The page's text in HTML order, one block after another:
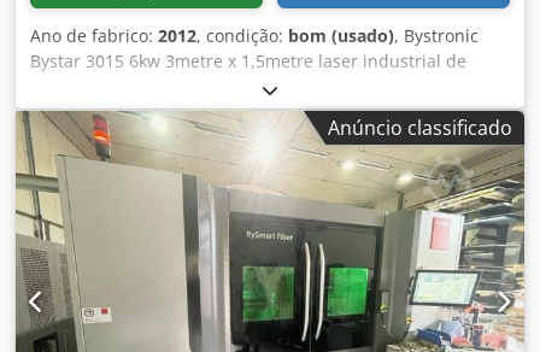
Ano de fabrico: 2012, condição: bom (usado), Bystronic
Bystar 3015 6kw 3metre x 1,5metre laser industrial de
cama plana cnc para venda Moderno C02 Bystronic laser
para venda Bystronic Bystar 3015 de alta potência
Potência: 6kw / 6000 watt / Bylaser 6000 Área de corte:
3metre x 1500mm Djdpehu Rz Uofx Aa Rokr Ano / novo:
2012 Totalmente atendido com a Bystronic United
Kingdom Completo com braço de carregamento de folha
de carga Byload Cabeças de corte: 5 polegadas e 7,5
polegadas Como na foto, uma amostra de 25mm de
espessura de corte em aço macio neste potente laser.
Ideal para cortar aço inoxidável grosso, aço macio e
alumínio
Anúncio classificado